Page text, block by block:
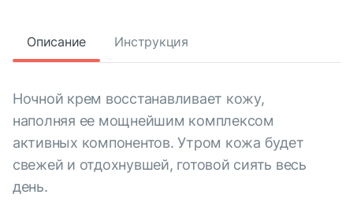
Описание Инструкция
Ночной крем восстанавливает кожу,
наполняя ее мощнейшим комплексом
активных компонентов. Утром кожа будет
свежей и отдохнувшей, готовой сиять весь
день.